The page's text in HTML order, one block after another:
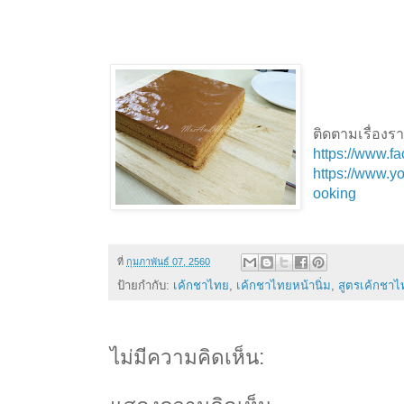
ติดตามเรื่องร
https://
https://
ooking
ที่ กุมภาพันธ์ 07, 2560
ป้ายกำกับ: เค้กชาไทย, เค้กชาไทยหน้านิ่ม, สูตรเค้กชา
ไม่มีความคิดเห็น: